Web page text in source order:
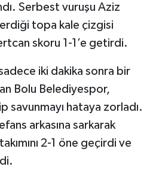
Serbest vuruşu Aziz
topa kale çizgisi
skoru 1-1’e getirdi.
iki dakika sonra bir
Bolu Belediyespor,
savunmayı hataya zorladı.
arkasına sarkarak
2-1 öne geçirdi ve